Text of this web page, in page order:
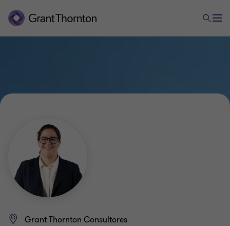
Grant Thornton Consultores